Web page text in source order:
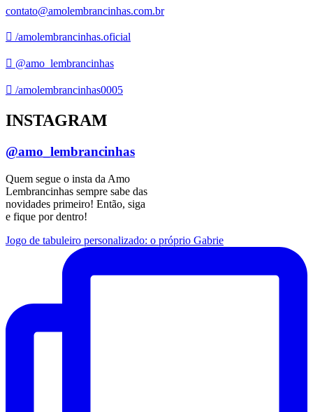
contato@amolembrancinhas.com.br
/amolembrancinhas.oficial
@amo_lembrancinhas
/amolembrancinhas0005
INSTAGRAM
@amo_lembrancinhas
Quem segue o insta da Amo
Lembrancinhas sempre sabe das
novidades primeiro! Então, siga
e fique por dentro!
Jogo de tabuleiro personalizado: o próprio Gabrie